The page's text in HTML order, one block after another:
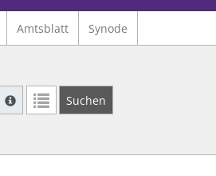
Amtsblatt Synode
Suche mit Platzhalter "*", Bsp.
Weitere Suchoperatoren finden Sie in
Suchen